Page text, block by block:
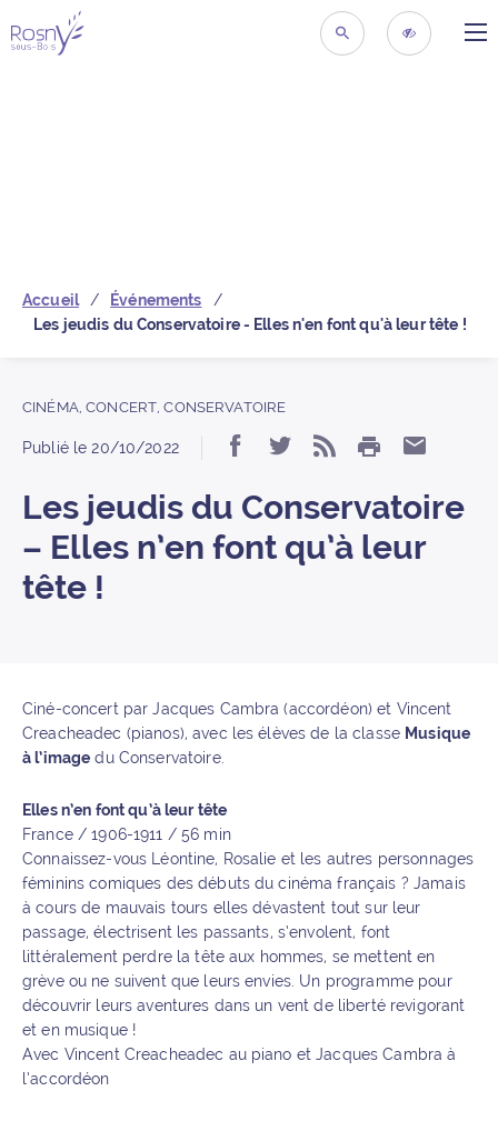
Retour à la pageRECHERCHER
Accueil
Événements
Les jeudis du Conservatoire - Elles n'en font qu'à leur tête !
CINÉMA,CONCERT,CONSERVATOIRE
Publié le 20/10/2022 Partager « Les jeudis
Partager « Les
S’abonner
IMPRIMER
Les jeudis du Conservatoire
– Elles n’en font qu’à leur
tête !
Ciné-concert par Jacques Cambra (accordéon) et Vincent
Creacheadec (pianos), avec les élèves de la classe Musique
à l’image du Conservatoire.
Elles n’en font qu’à leur tête
France / 1906-1911 / 56 min
Connaissez-vous Léontine, Rosalie et les autres personnages
féminins comiques des débuts du cinéma français ? Jamais
à cours de mauvais tours elles dévastent tout sur leur
passage, électrisent les passants, s’envolent, font
littéralement perdre la tête aux hommes, se mettent en
grève ou ne suivent que leurs envies. Un programme pour
découvrir leurs aventures dans un vent de liberté revigorant
et en musique !
Avec Vincent Creacheadec au piano et Jacques Cambra à
l’accordéon